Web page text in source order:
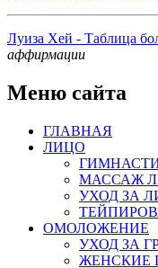
Луиза Хей - Таблица
аффирмации
Меню сайта
ГЛАВНАЯ
ЛИЦО
МАССАЖ
УХОД ЗА
ОМОЛОЖЕНИЕ
УХОД ЗА
ЖЕНСКИЕ